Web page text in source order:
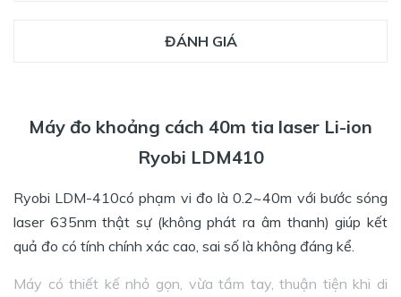
ĐÁNH GIÁ
Máy đo khoảng cách 40m tia laser Li-ion
Ryobi LDM410
Ryobi LDM-410có phạm vi đo là 0.2~40m với bước sóng
laser 635nm thật sự (không phát ra âm thanh) giúp kết
quả đo có tính chính xác cao, sai số là không đáng kể.
Máy có thiết kế nhỏ gọn, vừa tầm tay, thuận tiện khi di